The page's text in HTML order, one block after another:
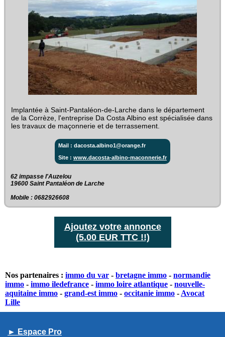
Implantée à Saint-Pantaléon-de-Larche dans le département
de la Corrèze, l'entreprise Da Costa Albino est spécialisée dans
les travaux de maçonnerie et de terrassement.
Mail : dacosta.albino1@orange.fr
Site : www.dacosta-albino-maconnerie.fr
62 impasse l'Auzelou‎
19600 Saint Pantaléon de Larche
Mobile : 0682926608
Ajoutez votre annonce
(5.00 EUR TTC !!)
Nos partenaires : immo du var - bretagne immo - normandie
immo - immo iledefrance - immo loire atlantique - nouvelle-
aquitaine immo - grand-est immo - occitanie immo - Avocat
Lille
► Espace Pro